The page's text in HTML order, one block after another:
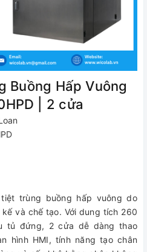
Buồng Hấp Vuông
| 2 cửa
tiệt trùng buồng hấp vuông do
và chế tạo. Với dung tích 260
tủ đứng, 2 cửa dễ dàng thao
hình HMI, tính năng tạo chân